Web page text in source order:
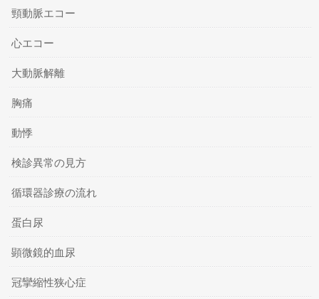
頸動脈エコー
心エコー
大動脈解離
胸痛
動悸
検診異常の見方
循環器診療の流れ
蛋白尿
顕微鏡的血尿
冠攣縮性狭心症